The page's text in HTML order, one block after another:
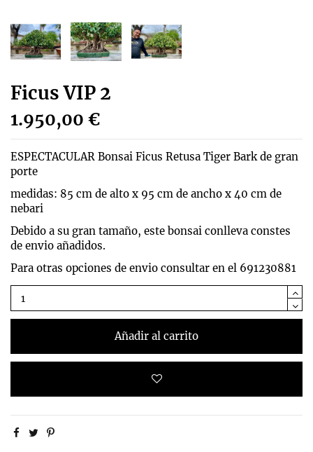
Ficus VIP 2
1.950,00 €
ESPECTACULAR Bonsai Ficus Retusa Tiger Bark de gran
porte
medidas: 85 cm de alto x 95 cm de ancho x 40 cm de
nebari
Debido a su gran tamaño, este bonsai conlleva constes
de envio añadidos.
Para otras opciones de envio consultar en el 691230881
Añadir al carrito